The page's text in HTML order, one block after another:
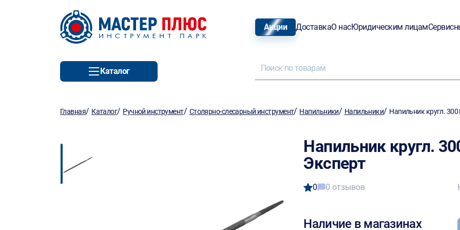
Акции ДоставкаО насЮридическим лицам
Каталог
Главная/ Каталог/ Ручной инструмент/ Столярно-слесарный инструмент/ Напильники/ Напильники/ Напильник кругл.
Напильник кругл.
Эксперт
0 0 отзывов
Наличие в магазинах